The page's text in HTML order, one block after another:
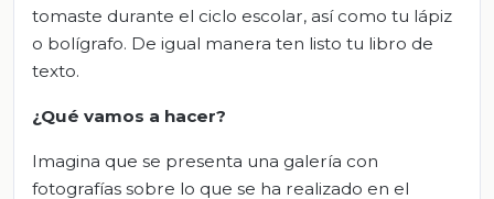
tomaste durante el ciclo escolar, así como tu lápiz
o bolígrafo. De igual manera ten listo tu libro de
texto.
¿Qué vamos a hacer?
Imagina que se presenta una galería con
fotografías sobre lo que se ha realizado en el